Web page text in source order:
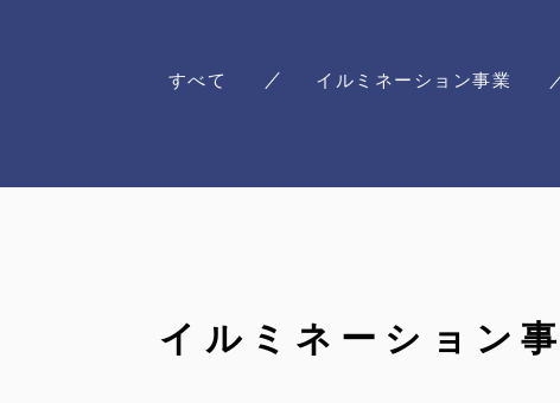
すべて イルミネーション事業
イルミネーション